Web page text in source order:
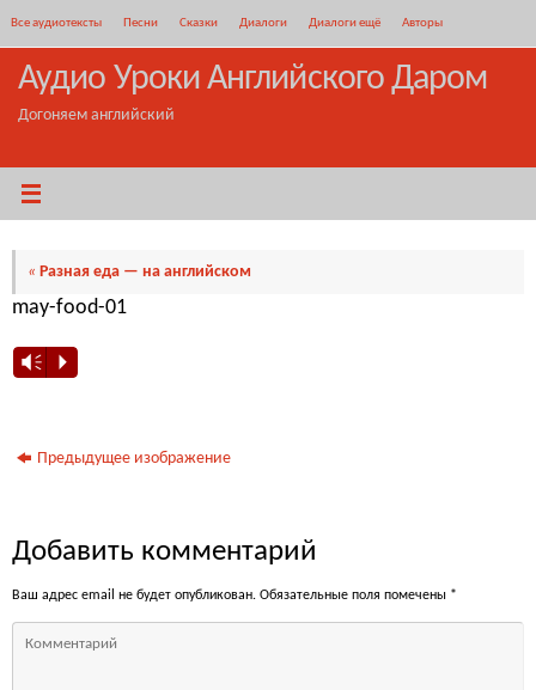
содержимому
Все аудиотексты Песни Сказки Диалоги Диалоги ещё Авторы
Аудио Уроки Английского Даром
Догоняем английский
« Разная еда — на английском
may-food-01
Vm P
Предыдущее изображение
Добавить комментарий
Ваш адрес email не будет опубликован. Обязательные поля помечены *